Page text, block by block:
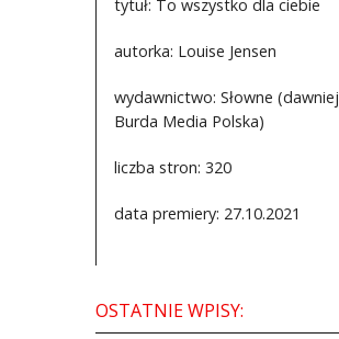
tytuł: To wszystko dla ciebie
autorka: Louise Jensen
wydawnictwo: Słowne (dawniej
Burda Media Polska)
liczba stron: 320
data premiery: 27.10.2021
OSTATNIE WPISY: